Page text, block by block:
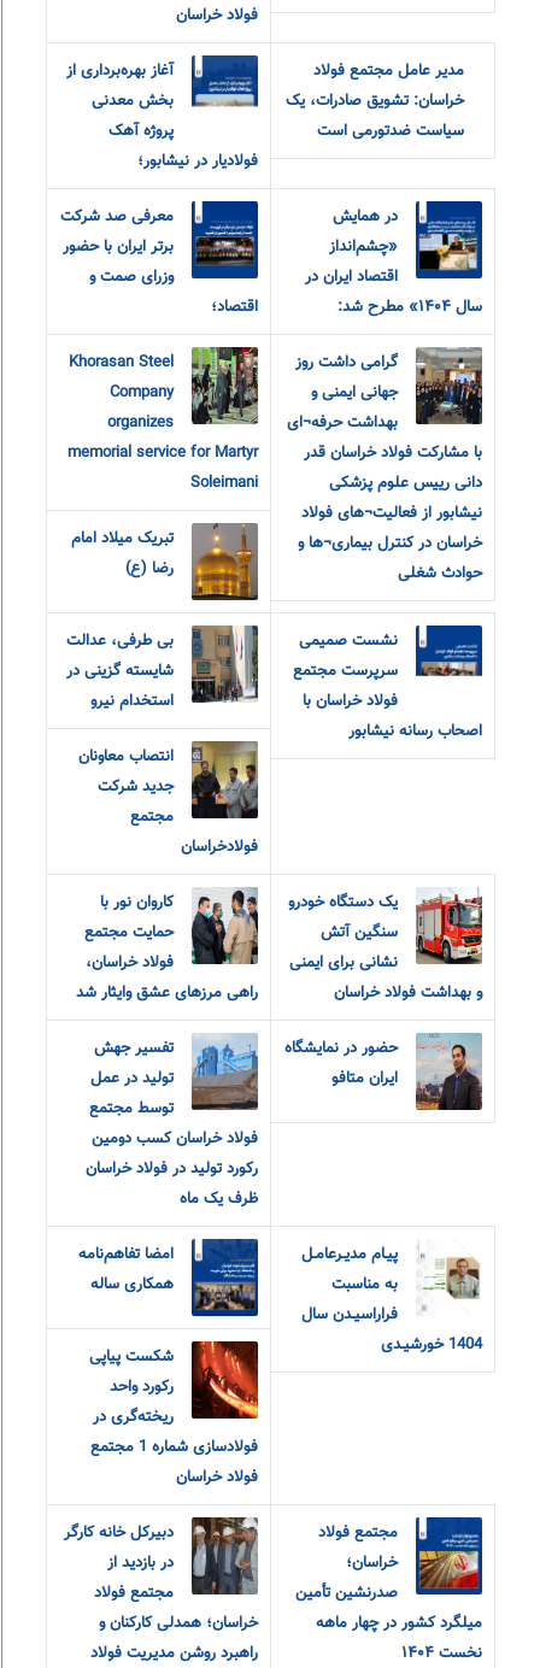
فولاد خراسان
مدیر عامل مجتمع فولاد
خراسان: تشویق صادرات، یک
سیاست ضدتورمی است
آغاز بهره‌برداری از
بخش معدنی
پروژه آهک
فولادیار در نیشابور؛
در همایش
«چشم‌انداز
اقتصاد ایران در
سال ۱۴۰۴» مطرح شد:
معرفی صد شرکت
برتر ایران با حضور
وزرای صمت و
اقتصاد؛
گرامی داشت روز
جهانی ایمنی و
بهداشت حرفه¬ای
با مشارکت فولاد خراسان قدر
دانی رییس علوم پزشکی
نیشابور از فعالیت¬های فولاد
خراسان در کنترل بیماری¬ها و
حوادث شغلی
Khorasan Steel
Company
organizes
memorial service for Martyr
Soleimani
تبریک میلاد امام
رضا (ع)
نشست صمیمی
سرپرست مجتمع
فولاد خراسان با
اصحاب رسانه نیشابور
بی طرفی، عدالت
شایسته گزینی در
استخدام نیرو
انتصاب معاونان
جدید شرکت
مجتمع
فولادخراسان
یک دستگاه خودرو
سنگین آتش
نشانی برای ایمنی
و بهداشت فولاد خراسان
کاروان نور با
حمایت مجتمع
فولاد خراسان،
راهی مرزهای عشق و‌ایثار شد
حضور در نمایشگاه
ایران متافو
تفسیر جهش
تولید در عمل
توسط مجتمع
فولاد خراسان کسب دومین
رکورد تولید در فولاد خراسان
ظرف یک ماه
پیـام مدیـرعامـل
به مناسبت
فراراسیـدن سال
1404 خورشیـدی
امضا تفاهم‌نامه
همکاری ساله
شکست پیاپی
رکورد واحد
ریخته‌گری در
فولادسازی شماره 1 مجتمع
فولاد خراسان
مجتمع فولاد
خراسان؛
صدرنشین تأمین
میلگرد کشور در چهار ماهه
نخست ۱۴۰۴
دبیرکل خانه کارگر
در بازدید از
مجتمع فولاد
خراسان؛ همدلی کارکنان و
راهبرد روشن مدیریت فولاد